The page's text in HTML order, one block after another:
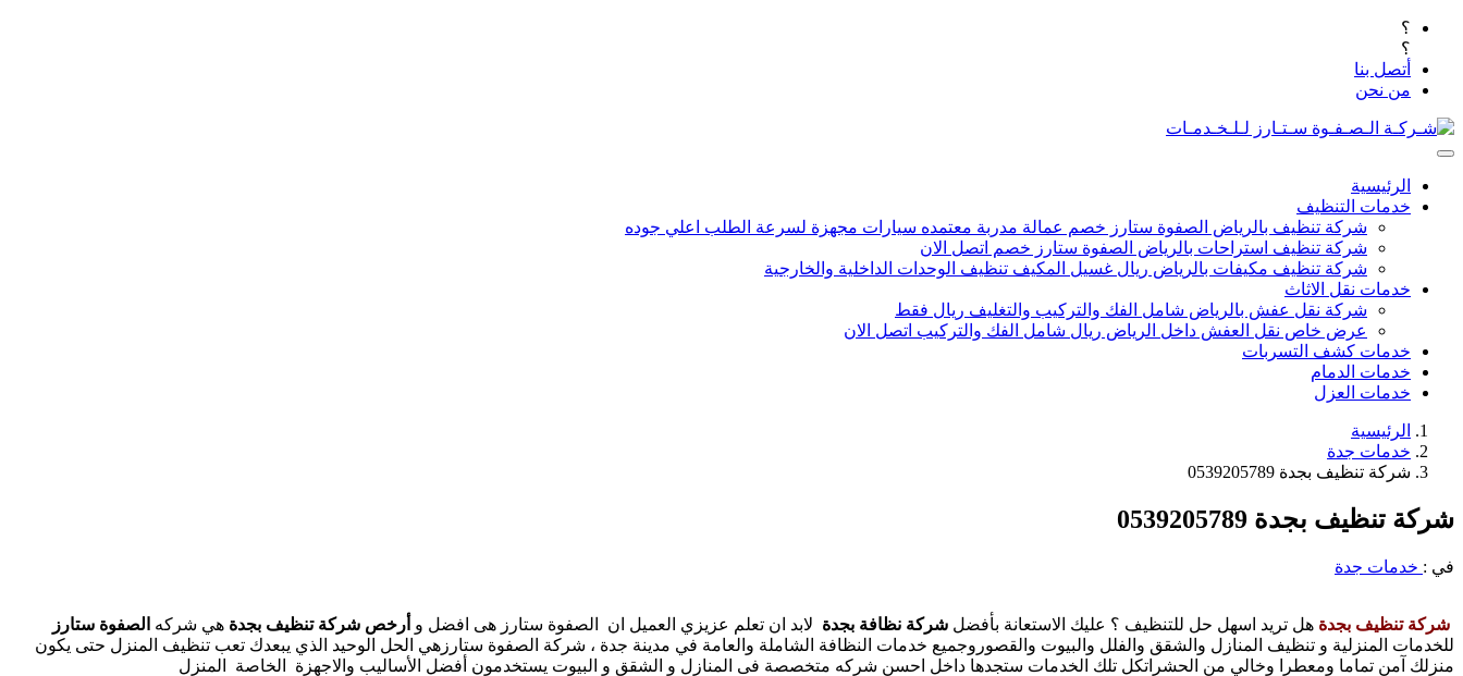
؟
؟
أتصل بنا
من نحن
الرئيسية
خدمات التنظيف
شركة تنظيف بالرياض الصفوة ستارز خصم عمالة مدربة معتمده سيارات مجهزة لسرعة الطلب اعلي جوده
شركة تنظيف استراحات بالرياض الصفوة ستارز خصم اتصل الان
شركة تنظيف مكيفات بالرياض ريال غسيل المكيف تنظيف الوحدات الداخلية والخارجية
خدمات نقل الاثاث
شركة نقل عفش بالرياض شامل الفك والتركيب والتغليف ريال فقط
عرض خاص نقل العفش داخل الرياض ريال شامل الفك والتركيب اتصل الان
خدمات كشف التسربات
خدمات الدمام
خدمات العزل
الرئيسية
خدمات جدة
شركة تنظيف بجدة 0539205789
شركة تنظيف بجدة 0539205789
في : خدمات جدة
شركة تنظيف بجدة هل تريد اسهل حل للتنظيف ؟ عليك الاستعانة بأفضل شركة نظافة بجدة لابد ان تعلم عزيزي العميل ان الصفوة ستارز هى افضل و أرخص شركة تنظيف بجدة هي شركه الصفوة ستارز
للخدمات المنزلية و تنظيف المنازل والشقق والفلل والبيوت والقصوروجميع خدمات النظافة الشاملة والعامة في مدينة جدة ، شركة الصفوة ستارزهي الحل الوحيد الذي يبعدك تعب تنظيف المنزل حتى يكون
منزلك آمن تماما ومعطرا وخالي من الحشراتكل تلك الخدمات ستجدها داخل احسن شركه متخصصة فى المنازل و الشقق و البيوت يستخدمون أفضل الأساليب والاجهزة الخاصة المنزل